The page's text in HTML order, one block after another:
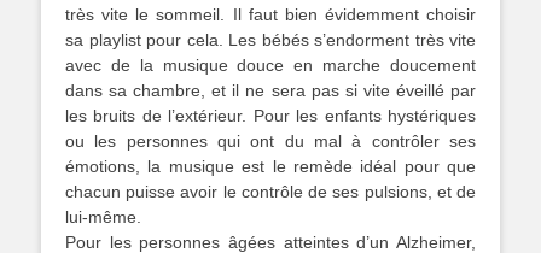
très vite le sommeil. Il faut bien évidemment choisir
sa playlist pour cela. Les bébés s’endorment très vite
avec de la musique douce en marche doucement
dans sa chambre, et il ne sera pas si vite éveillé par
les bruits de l’extérieur. Pour les enfants hystériques
ou les personnes qui ont du mal à contrôler ses
émotions, la musique est le remède idéal pour que
chacun puisse avoir le contrôle de ses pulsions, et de
lui-même.
Pour les personnes âgées atteintes d’un Alzheimer,